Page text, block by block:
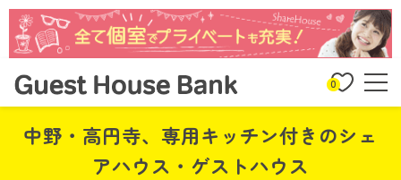
0
中野・高円寺、専用キッチン付きのシェ
アハウス・ゲストハウス